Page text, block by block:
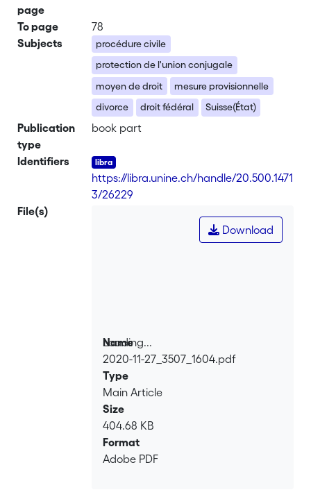
page
To page
78
Subjects
procédure civile
protection de l'union conjugale
moyen de droit
mesure provisionnelle
divorce
droit fédéral Suisse(État)
Publication
type
book part
Identifiers
https://libra.unine.ch/handle/20.500.1471
3/26229
File(s)
Loading...
Loading...
Download
Name
2020-11-27_3507_1604.pdf
Type
Main Article
Size
404.68 KB
Format
Adobe PDF